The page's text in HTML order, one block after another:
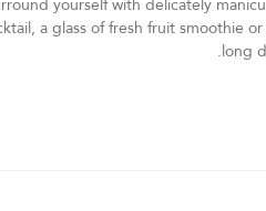
a glass of fresh fruit smoothie
long